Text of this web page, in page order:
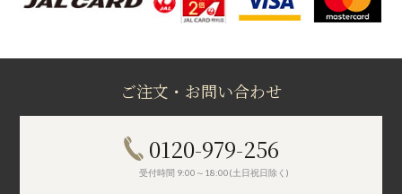
ご注文・お問い合わせ
0120-979-256
受付時間 9:00～18:00(土日祝日除く)